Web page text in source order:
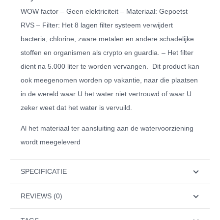
WOW factor – Geen elektriciteit – Materiaal: Gepoetst
RVS – Filter: Het 8 lagen filter systeem verwijdert
bacteria, chlorine, zware metalen en andere schadelijke
stoffen en organismen als crypto en guardia. – Het filter
dient na 5.000 liter te worden vervangen. Dit product kan
ook meegenomen worden op vakantie, naar die plaatsen
in de wereld waar U het water niet vertrouwd of waar U
zeker weet dat het water is vervuild.
Al het materiaal ter aansluiting aan de watervoorziening
wordt meegeleverd
SPECIFICATIE
REVIEWS (0)